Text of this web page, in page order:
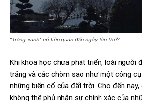
“Trăng xanh” có liên quan đến ngày tận thế?
Khi khoa học chưa phát triển, loài người
trăng và các chòm sao như một công
những biến cố của đất trời. Cho đến
không thể phủ nhận sự chính xác của